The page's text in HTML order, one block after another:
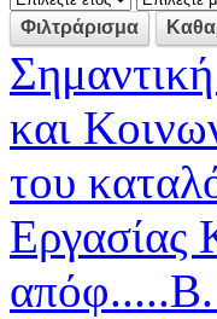
και
του
Εργασίας